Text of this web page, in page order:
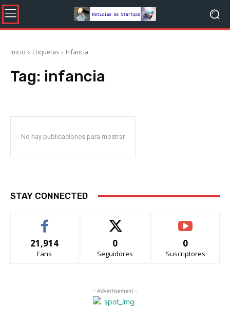
Inicio Etiquetas Infancia
Tag: infancia
No hay publicaciones para mostrar
STAY CONNECTED
21,914
Fans
0
Seguidores
0
Suscriptores
- Advertisement -